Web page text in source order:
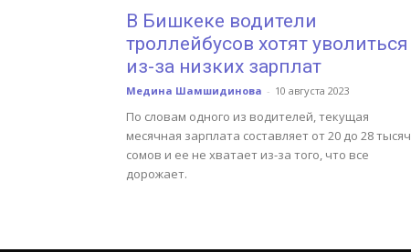
В Бишкеке водители
троллейбусов хотят уволиться
из-за низких зарплат
Медина Шамшидинова - 10 августа 2023
По словам одного из водителей, текущая
месячная зарплата составляет от 20 до 28 тысяч
сомов и ее не хватает из-за того, что все
дорожает.